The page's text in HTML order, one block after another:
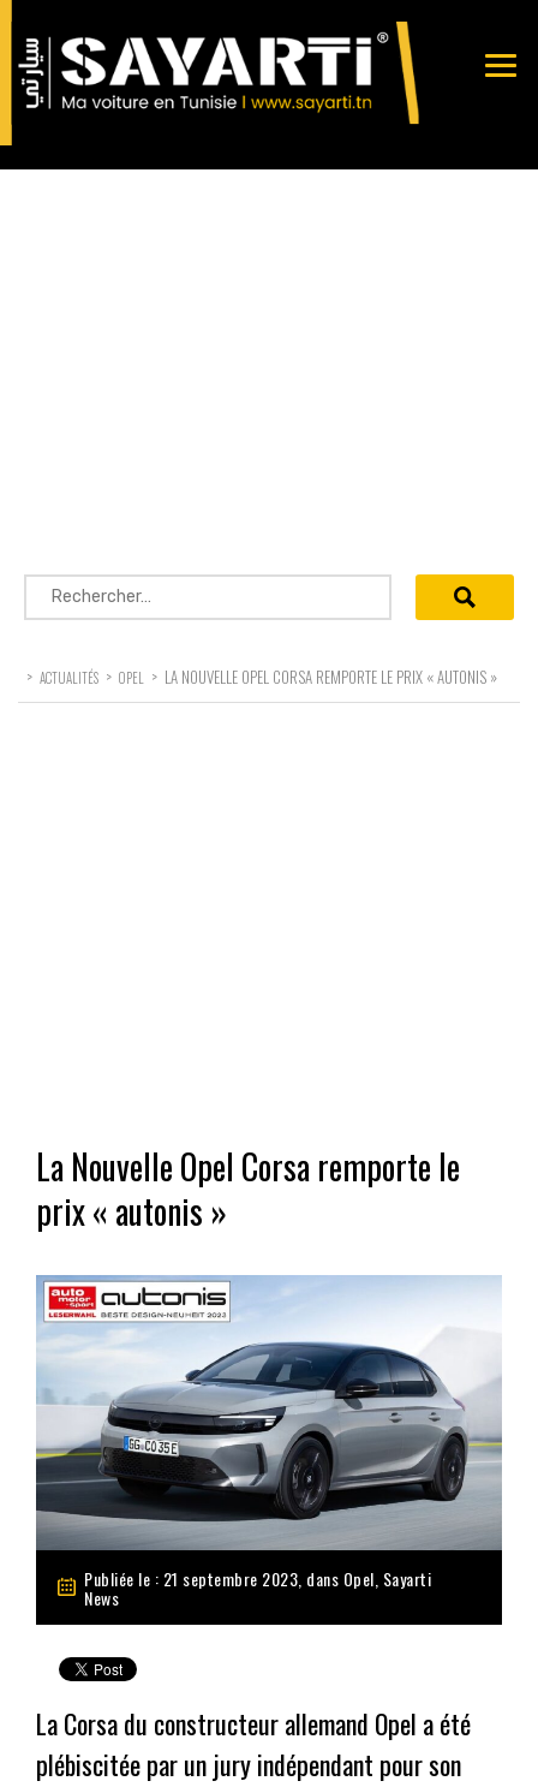
Rechercher :
> ACTUALITÉS > OPEL > LA NOUVELLE OPEL CORSA REMPORTE LE PRIX « AUTONIS »
La Nouvelle Opel Corsa remporte le
prix « autonis »
Publiée le : 21 septembre 2023, dans Opel, Sayarti
News
La Corsa du constructeur allemand Opel a été
plébiscitée par un jury indépendant pour son